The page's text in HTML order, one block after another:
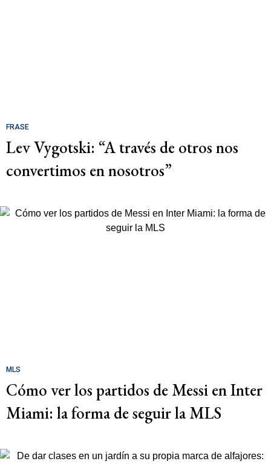
FRASE
Lev Vygotski: “A través de otros nos
convertimos en nosotros”
MLS
Cómo ver los partidos de Messi en Inter
Miami: la forma de seguir la MLS